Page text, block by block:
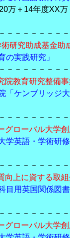
万＋15年度
－－－－－－－
術研究助成基金
の実践研究」
－－－－－－－
院教育研究整備
「ケンブリッジ
－－－－－－－
グローバル大学
学英語・学術研
－－－－－－－
向上に資する取
目用英国関係図
－－－－－－－
グローバル大学